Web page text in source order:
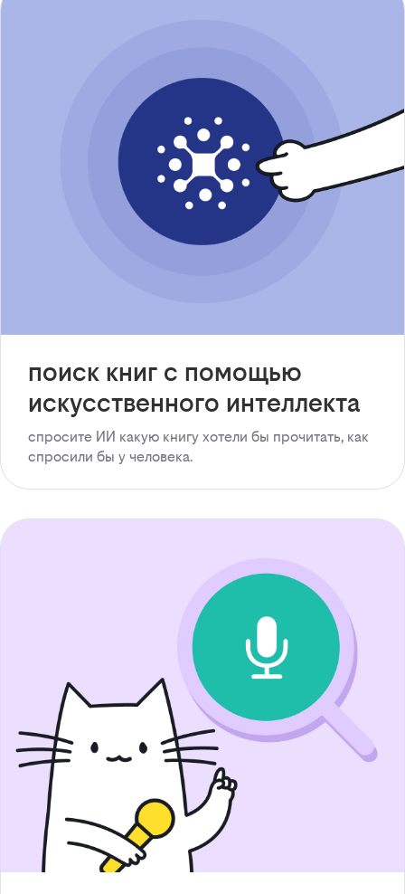
поиск книг с помощью
искусственного интеллекта
спросите ИИ какую книгу хотели бы прочитать, как
спросили бы у человека.